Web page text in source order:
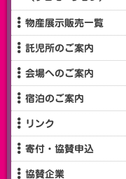
物産展示販売一覧
託児所のご案内
会場へのご案内
宿泊のご案内
リンク
寄付・協賛申込
協賛企業